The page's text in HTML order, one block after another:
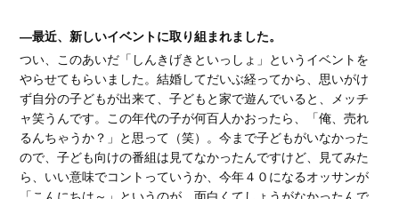
―最近、新しいイベントに取り組まれました。
つい、このあいだ「しんきげきといっしょ」というイベントを
やらせてもらいました。結婚してだいぶ経ってから、思いがけ
ず自分の子どもが出来て、子どもと家で遊んでいると、メッチ
ャ笑うんです。この年代の子が何百人かおったら、「俺、売れ
るんちゃうか？」と思って（笑）。今まで子どもがいなかった
ので、子ども向けの番組は見てなかったんですけど、見てみた
ら、いい意味でコントっていうか、今年４０になるオッサンが